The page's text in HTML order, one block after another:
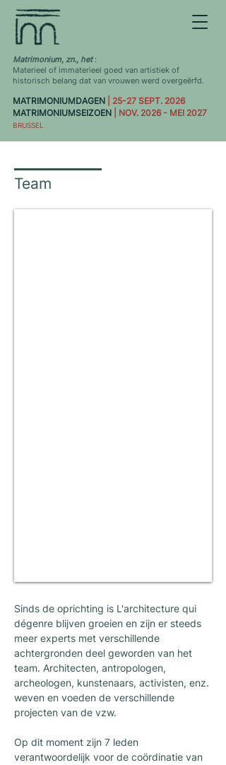
Matrimonium, zn., het :
Materieel of immaterieel goed van artistiek of
historisch belang dat van vrouwen werd overgeërfd.
MATRIMONIUMDAGEN | 25-27 SEPT. 2026
MATRIMONIUMSEIZOEN | NOV. 2026 - MEI 2027
BRUSSEL
Team
Sinds de oprichting is L'architecture qui
dégenre blijven groeien en zijn er steeds
meer experts met verschillende
achtergronden deel geworden van het
team. Architecten, antropologen,
archeologen, kunstenaars, activisten, enz.
weven en voeden de verschillende
projecten van de vzw.
Op dit moment zijn 7 leden
verantwoordelijk voor de coördinatie van